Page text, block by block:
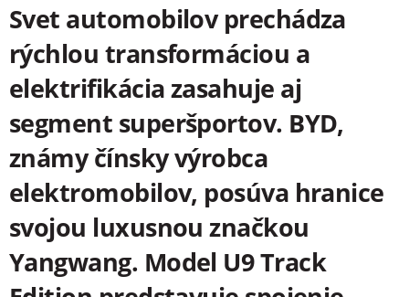
Svet automobilov prechádza
rýchlou transformáciou a
elektrifikácia zasahuje aj
segment superšportov. BYD,
známy čínsky výrobca
elektromobilov, posúva hranice
svojou luxusnou značkou
Yangwang. Model U9 Track